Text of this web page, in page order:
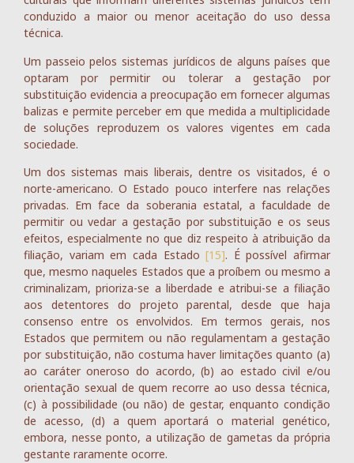
conduzido a maior ou menor aceitação do uso dessa
técnica.
Um passeio pelos sistemas jurídicos de alguns países que
optaram por permitir ou tolerar a gestação por
substituição evidencia a preocupação em fornecer algumas
balizas e permite perceber em que medida a multiplicidade
de soluções reproduzem os valores vigentes em cada
sociedade.
Um dos sistemas mais liberais, dentre os visitados, é o
norte-americano. O Estado pouco interfere nas relações
privadas. Em face da soberania estatal, a faculdade de
permitir ou vedar a gestação por substituição e os seus
efeitos, especialmente no que diz respeito à atribuição da
filiação, variam em cada Estado[15]. É possível afirmar
que, mesmo naqueles Estados que a proíbem ou mesmo a
criminalizam, prioriza-se a liberdade e atribui-se a filiação
aos detentores do projeto parental, desde que haja
consenso entre os envolvidos. Em termos gerais, nos
Estados que permitem ou não regulamentam a gestação
por substituição, não costuma haver limitações quanto (a)
ao caráter oneroso do acordo, (b) ao estado civil e/ou
orientação sexual de quem recorre ao uso dessa técnica,
(c) à possibilidade (ou não) de gestar, enquanto condição
de acesso, (d) a quem aportará o material genético,
embora, nesse ponto, a utilização de gametas da própria
gestante raramente ocorre.